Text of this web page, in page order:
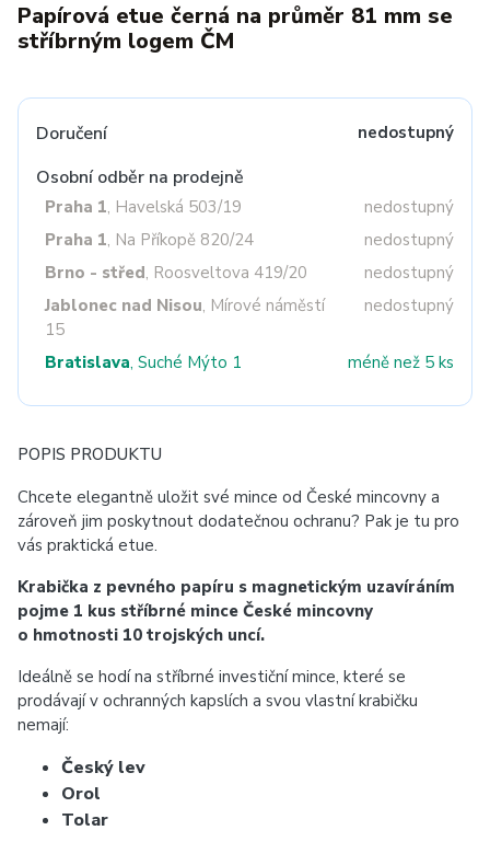
Papírová etue černá na průměr 81 mm se
stříbrným logem ČM
Doručení nedostupný
Osobní odběr na prodejně
Praha 1, Havelská 503/19
nedostupný
Praha 1, Na Příkopě 820/24
nedostupný
Brno - střed, Roosveltova 419/20
nedostupný
Jablonec nad Nisou, Mírové náměstí
15
nedostupný
Bratislava, Suché Mýto 1 méně než 5 ks
POPIS PRODUKTU
Chcete elegantně uložit své mince od České mincovny a
zároveň jim poskytnout dodatečnou ochranu? Pak je tu pro
vás praktická etue.
Krabička z pevného papíru s magnetickým uzavíráním
pojme 1 kus stříbrné mince České mincovny
o hmotnosti 10 trojských uncí.
Ideálně se hodí na stříbrné investiční mince, které se
prodávají v ochranných kapslích a svou vlastní krabičku
nemají:
Český lev
Orol
Tolar